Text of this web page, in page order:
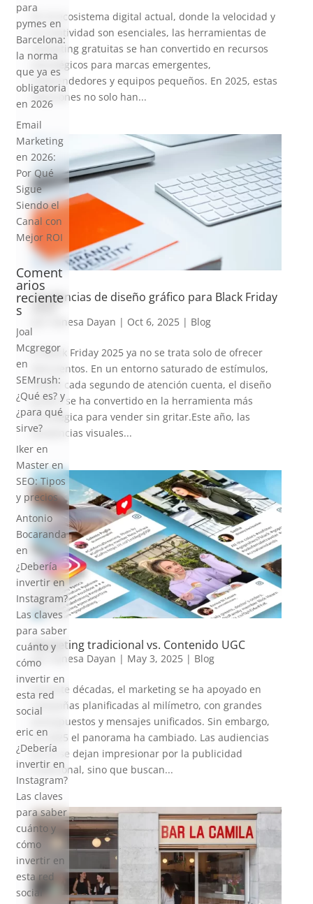
En el ecosistema digital actual, donde la velocidad y
la creatividad son esenciales, las herramientas de
marketing gratuitas se han convertido en recursos
estratégicos para marcas emergentes,
emprendedores y equipos pequeños. En 2025, estas
soluciones no solo han...
Tendencias de diseño gráfico para Black Friday
Vanesa Dayan | Oct 6, 2025| Blog
El Black Friday 2025 ya no se trata solo de ofrecer
descuentos. En un entorno saturado de estímulos,
donde cada segundo de atención cuenta, el diseño
gráfico se ha convertido en la herramienta más
estratégica para vender sin gritar.Este año, las
tendencias visuales...
Marketing tradicional vs. Contenido UGC
por Vanesa Dayan | May 3, 2025| Blog
Durante décadas, el marketing se ha apoyado en
campañas planificadas al milímetro, con grandes
presupuestos y mensajes unificados. Sin embargo,
en 2025 el panorama ha cambiado. Las audiencias
ya no se dejan impresionar por la publicidad
tradicional, sino que buscan...
para
pymes en
Barcelona:
la norma
que ya es
obligatoria
en 2026
Email
Marketing
en 2026:
Por Qué
Sigue
Siendo el
Canal con
Mejor ROI
Coment
arios
reciente
s
Joal
Mcgregor
en
SEMrush:
¿Qué es? y
¿para qué
sirve?
Iker en
Master en
SEO: Tipos
y precios
Antonio
Bocaranda
en
¿Debería
invertir en
Instagram?
Las claves
para saber
cuánto y
cómo
invertir en
esta red
social
eric en
¿Debería
invertir en
Instagram?
Las claves
para saber
cuánto y
cómo
invertir en
esta red
social